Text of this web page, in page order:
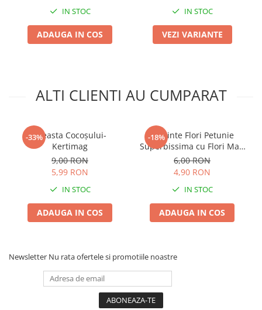
Colier / Faseta
Discuri debitare
Diverse
Feronerie si accesorii
Fierastraie manuale
Fire motocoasa
Flexuri si Polizoare
Lama motofierastrau / drujba
Lant motofierastrau / drujba
IN STOC
ADAUGA IN COS
IN STOC
VEZI VARIANTE
ALTI CLIENTI AU CUMPARAT
-33%Creasta Cocoșului-
Kertimag
9,00 RON
5,99 RON
IN STOC
ADAUGA IN COS
-18%
Seminte Flori Petunie
Superbissima cu Flori Mari
0.13g Kertimag - Flori
Gigante Ondulate
6,00 RON
4,90 RON
IN STOC
ADAUGA IN COS
Newsletter Nu rata ofertele si promotiile noastre